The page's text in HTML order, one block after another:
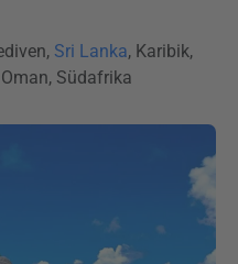
Sri Lanka, Karibik,
Südafrika